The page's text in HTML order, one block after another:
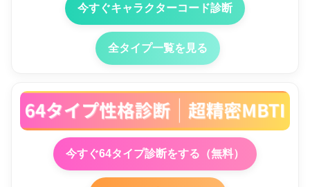
今すぐキャラクターコード診断
全タイプ一覧を見る
今すぐ64タイプ診断をする（無料）